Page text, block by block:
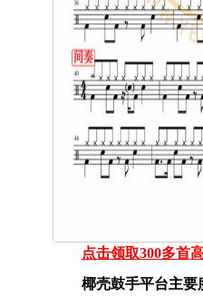
点击领取300多首
椰壳鼓手平台主要